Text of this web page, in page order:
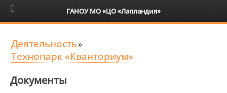
6+
Деятельность»
Технопарк «Кванториум»
Документы
ГАНОУ МО «ЦО «Лапландия»